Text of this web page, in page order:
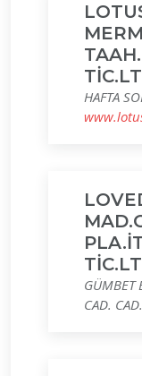
HAFTA
GÜMBET
CAD.